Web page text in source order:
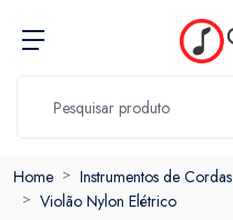
Home Instrumentos de Cordas
Violão Nylon Elétrico